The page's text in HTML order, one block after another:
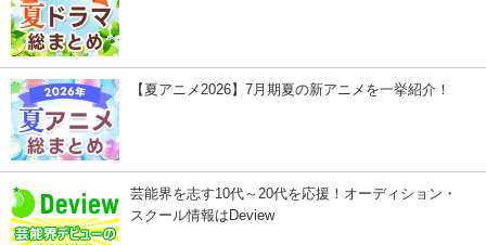
【夏アニメ2026】7月期夏の新アニメを一挙紹介！
芸能界を志す10代～20代を応援！オーディション・
スクール情報はDeview